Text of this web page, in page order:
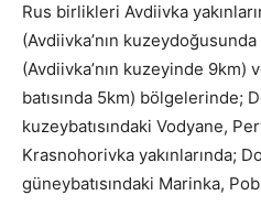
Rus birlikleri Avdiivka
(Avdiivka’nın
(Avdiivka’nın kuzeyinde 9km)
batısında 5km) bölgelerinde;
kuzeybatısındaki Vodyane,
Krasnohorivka yakınlarında;
güneybatısındaki Marinka,